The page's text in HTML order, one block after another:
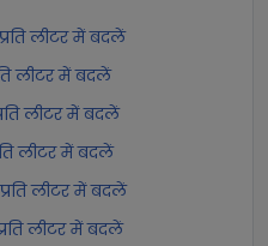
लीटर में बदलें
लीटर में बदलें
लीटर में बदलें
लीटर में बदलें
प्रति लीटर में बदलें
लीटर में बदलें